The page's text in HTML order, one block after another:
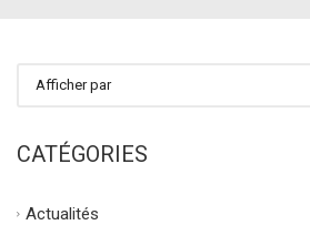
Afficher par
CATÉGORIES
Actualités